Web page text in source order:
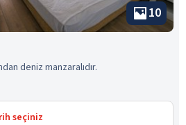
10
deniz manzaralıdır.
seçiniz